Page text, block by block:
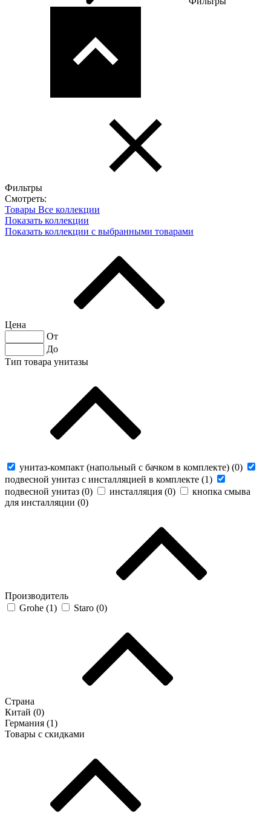
Фильтры
Смотреть:
Товары Все коллекции
Показать коллекции
Показать коллекции с выбранными товарами
Цена
От
До
Тип товара унитазы
унитаз-компакт (напольный с бачком в комплекте) (0)
подвесной унитаз с инсталляцией в комплекте (1)
подвесной унитаз (0) инсталляция (0)
кнопка смыва
для инсталляции (0)
Производитель
Grohe (1) Staro (0)
Страна
Китай (0)
Германия (1)
Товары с скидками